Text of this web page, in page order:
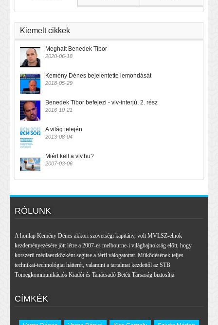
Kiemelt cikkek
Meghalt Benedek Tibor
2020-06-18
Kemény Dénes bejelentette lemondását
2018-05-29
Benedek Tibor befejezi - vlv-interjú, 2. rész
2016-10-21
A világ tetején
2013-08-04
Miért kell a vlv.hu?
2007-03-06
RÓLUNK
A honlap Kemény Dénes akkori szövetségi kapitány, volt MVLSZ-elnök
kezdeményezésére jött létre a 2007-es melbourne-i világbajnokság előtt, hogy
korszerű médiaeszközként segítse a férfi válogatottat. Működésének teljes
technikai-technológiai hátterét, valamint a tartalmat kezdettől az STB
Tömegkommunikációs Kiadói és Tanácsadó Betéti Társaság biztosítja.
CÍMKÉK